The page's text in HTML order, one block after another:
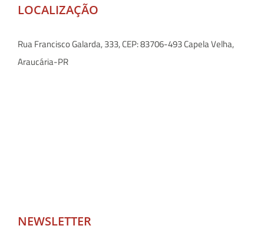
LOCALIZAÇÃO
Rua Francisco Galarda, 333, CEP: 83706-493 Capela Velha,
Araucária-PR
NEWSLETTER